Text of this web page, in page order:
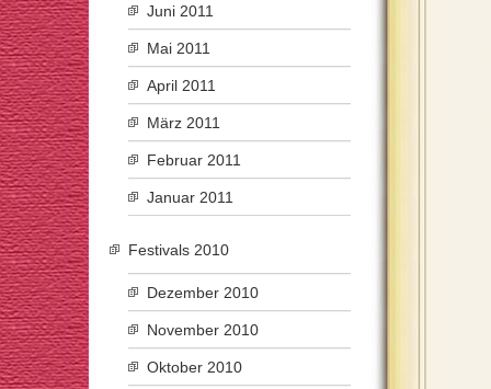
Juni 2011
Mai 2011
April 2011
März 2011
Februar 2011
Januar 2011
Festivals 2010
Dezember 2010
November 2010
Oktober 2010